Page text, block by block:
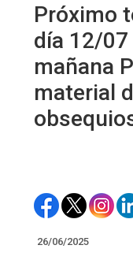
Próximo
día 12/07
mañana
material
26/06/2025